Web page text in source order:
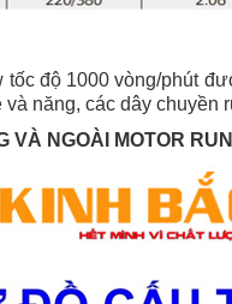
tốc độ 1000 vòng/phút
năng, các dây chuyền
NGOÀI MOTOR